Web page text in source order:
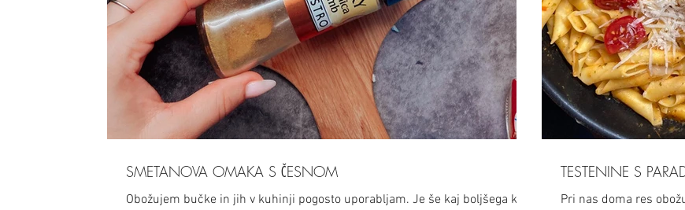
SMETANOVA OMAKA S ČESNOM
Obožujem bučke in jih v kuhinji pogosto uporabljam. Je še kaj boljšega kot
TESTENINE S
Pri nas doma res